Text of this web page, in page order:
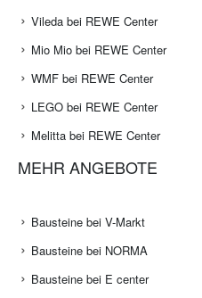
Vileda bei REWE Center
Mio Mio bei REWE Center
WMF bei REWE Center
LEGO bei REWE Center
Melitta bei REWE Center
MEHR ANGEBOTE
Bausteine bei V-Markt
Bausteine bei NORMA
Bausteine bei E center